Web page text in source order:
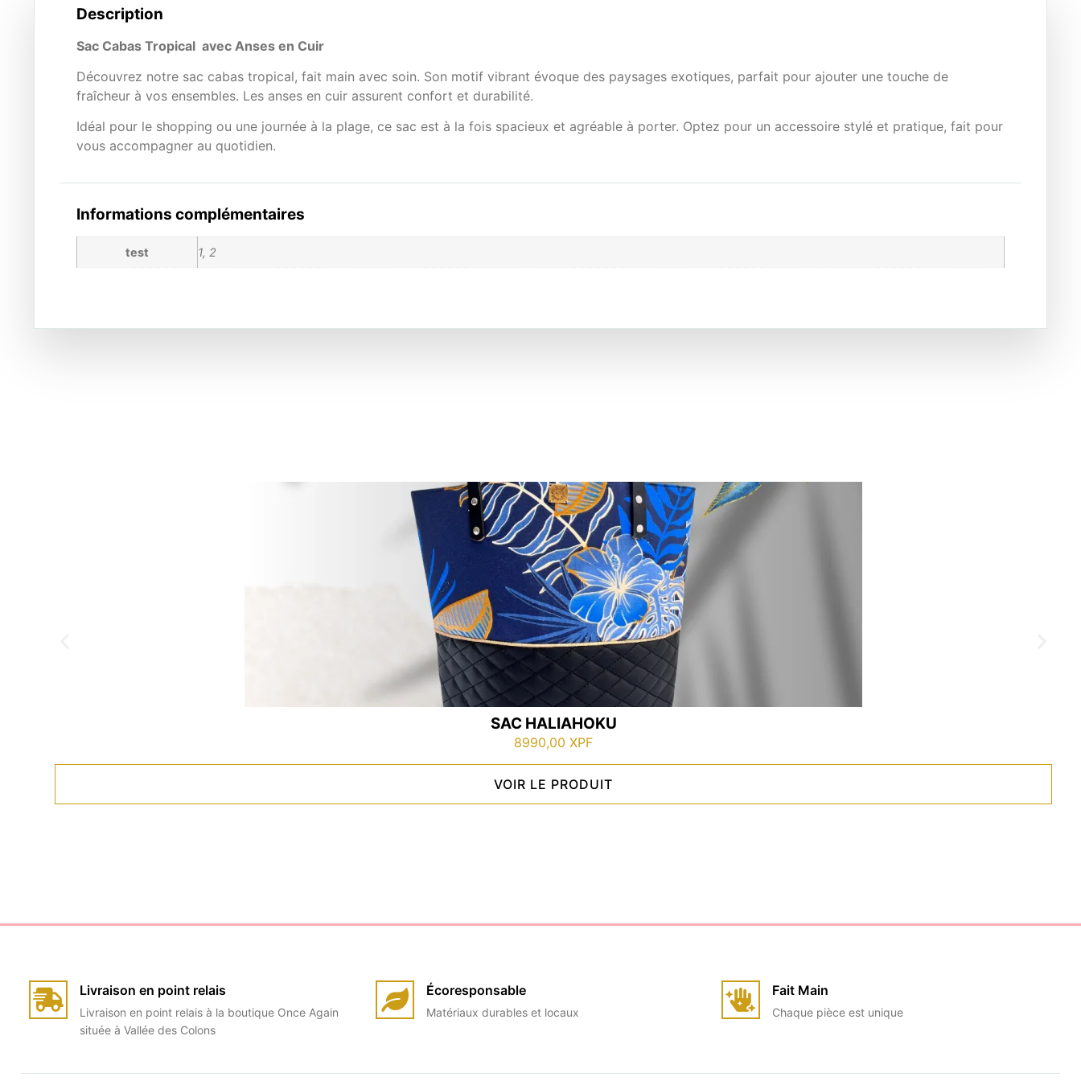
Description
Sac Cabas Tropical avec Anses en Cuir
Découvrez notre sac cabas tropical, fait main avec soin. Son motif vibrant évoque des paysages exotiques, parfait pour ajouter une touche de
fraîcheur à vos ensembles. Les anses en cuir assurent confort et durabilité.
Idéal pour le shopping ou une journée à la plage, ce sac est à la fois spacieux et agréable à porter. Optez pour un accessoire stylé et pratique, fait pour
vous accompagner au quotidien.
Informations complémentaires
test 1, 2
SAC HALIAHOKU
8990,00 XPF
VOIR LE PRODUIT
Livraison en point relais
Livraison en point relais à la boutique Once Again
située à Vallée des Colons
Écoresponsable
Matériaux durables et locaux
Fait Main
Chaque pièce est unique